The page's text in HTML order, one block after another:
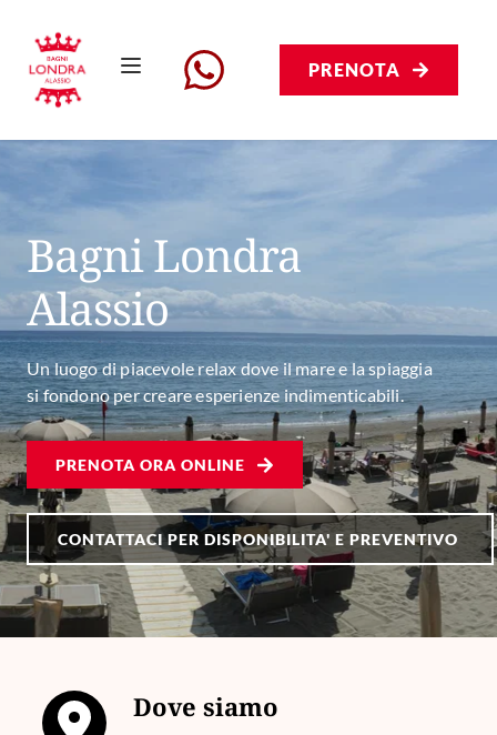
PRENOTA
Bagni Londra
Alassio
Un luogo di piacevole relax dove il mare e la spiaggia
si fondono per creare esperienze indimenticabili.
PRENOTA ORA ONLINE
CONTATTACI PER DISPONIBILITA' E PREVENTIVO
Dove siamo